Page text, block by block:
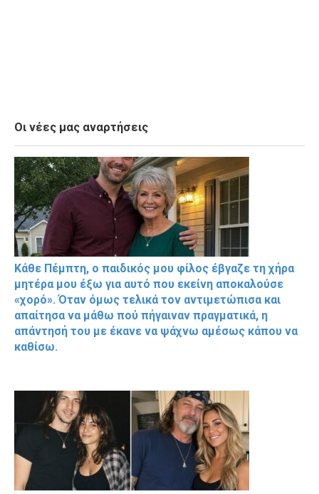
Οι νέες μας αναρτήσεις
Κάθε Πέμπτη, ο παιδικός μου φίλος έβγαζε τη χήρα
μητέρα μου έξω για αυτό που εκείνη αποκαλούσε
«χορό». Όταν όμως τελικά τον αντιμετώπισα και
απαίτησα να μάθω πού πήγαιναν πραγματικά, η
απάντησή του με έκανε να ψάχνω αμέσως κάπου να
καθίσω.